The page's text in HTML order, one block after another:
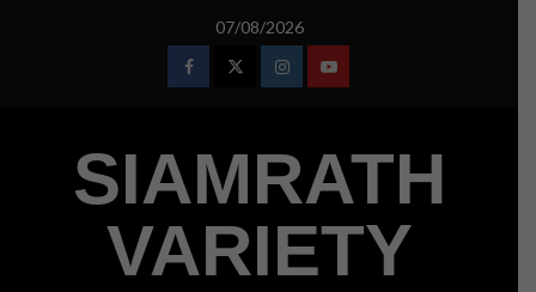
07/08/2026
FacebookTwitterInstagramYoutube
SIAMRATH
VARIETY